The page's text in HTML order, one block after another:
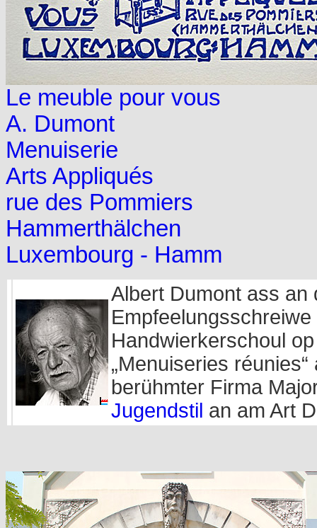
Le meuble pour vous
A. Dumont
Menuiserie
Arts Appliqués
rue des Pommiers
Hammerthälchen
Luxembourg - Hamm
Albert Dumont ass
Handwierkerschoul
„Menuiseries
berühmter Firma
Jugendstil an am Art